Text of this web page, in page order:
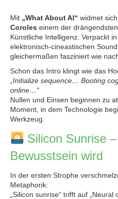
Mit „What About AI“ widmet sich
Coroles einem der
Künstliche Intelligenz. Verpackt
elektronisch-cineastischen
gleichermaßen fasziniert wie
Schon das Intro klingt wie das
„Initialize sequence… Booting
online…“
Nullen und Einsen beginnen zu
Moment, in dem Technologie
Werkzeug.
Silicon Sunrise
Bewusstsein wird
In der ersten Strophe
Metaphorik:
„Silicon sunrise“ trifft auf